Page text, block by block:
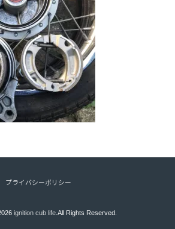
プライバシーポリシー
ignition cub life.All Rights Reserved.